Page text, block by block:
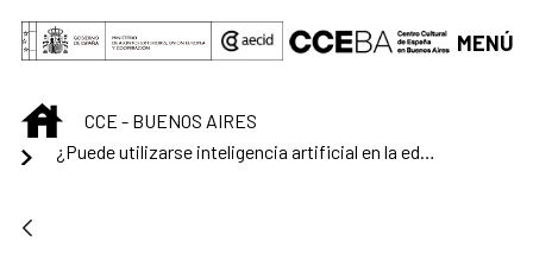
Saltar al contenido principal
MENÚ
INICIOCCE - BUENOS AIRES
¿Puede utilizarse inteligencia artificial en la educación?